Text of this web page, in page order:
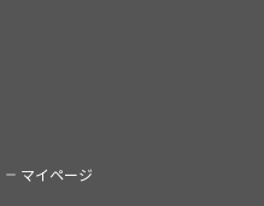
マイページ